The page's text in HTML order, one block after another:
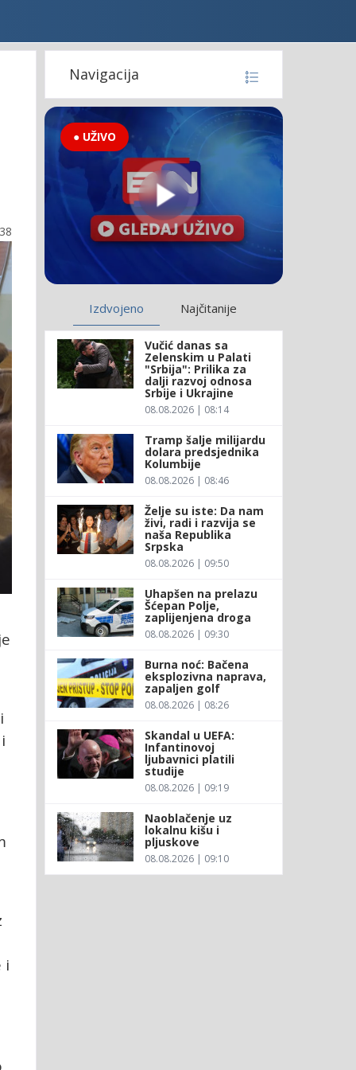
i
Navigacija
● UŽIVO
Izdvojeno Najčitanije
Vučić danas sa
Zelenskim u Palati
"Srbija": Prilika za
dalji razvoj odnosa
Srbije i Ukrajine
08.08.2026 | 08:14
Tramp šalje milijardu
dolara predsjednika
Kolumbije
08.08.2026 | 08:46
Želje su iste: Da nam
živi, radi i razvija se
naša Republika
Srpska
08.08.2026 | 09:50
Uhapšen na prelazu
Šćepan Polje,
zaplijenjena droga
08.08.2026 | 09:30
Burna noć: Bačena
eksplozivna naprava,
zapaljen golf
08.08.2026 | 08:26
Skandal u UEFA:
Infantinovoj
ljubavnici platili
studije
08.08.2026 | 09:19
Naoblačenje uz
lokalnu kišu i
pljuskove
08.08.2026 | 09:10